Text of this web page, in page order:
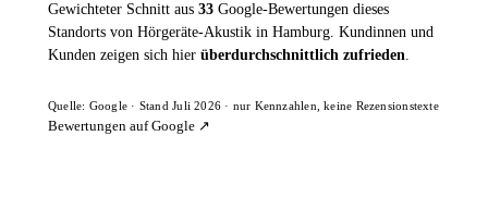
Gewichteter Schnitt aus 33 Google-Bewertungen dieses
Standorts von Hörgeräte-Akustik in Hamburg. Kundinnen und
Kunden zeigen sich hier überdurchschnittlich zufrieden.
Quelle: Google · Stand Juli 2026 · nur Kennzahlen, keine Rezensionstexte
Bewertungen auf Google ↗